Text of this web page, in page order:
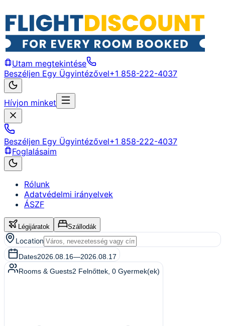
Utam megtekintése
Beszéljen Egy Ügyintézővel+1 858-222-4037
Hívjon minket
Beszéljen Egy Ügyintézővel+1 858-222-4037
Foglalásaim
Rólunk
Adatvédelmi irányelvek
ÁSZF
Légijáratok Szállodák
Location
Dates2026.08.16—2026.08.17
Rooms & Guests2 Felnőttek 0 Gyermek(ek)